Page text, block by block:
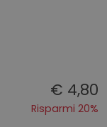
€ 4,80
Risparmi 20%